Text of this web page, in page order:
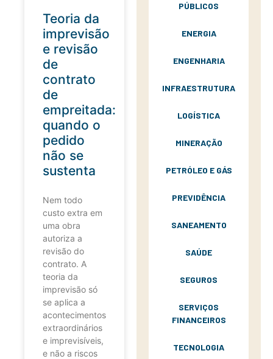
Teoria da
imprevisão
e revisão
de
contrato
de
empreitada:
quando o
pedido
não se
sustenta
Nem todo
custo extra em
uma obra
autoriza a
revisão do
contrato. A
teoria da
imprevisão só
se aplica a
acontecimentos
extraordinários
e imprevisíveis,
e não a riscos
PÚBLICOS
ENERGIA
ENGENHARIA
INFRAESTRUTURA
LOGÍSTICA
MINERAÇÃO
PETRÓLEO E GÁS
PREVIDÊNCIA
SANEAMENTO
SAÚDE
SEGUROS
SERVIÇOS
FINANCEIROS
TECNOLOGIA